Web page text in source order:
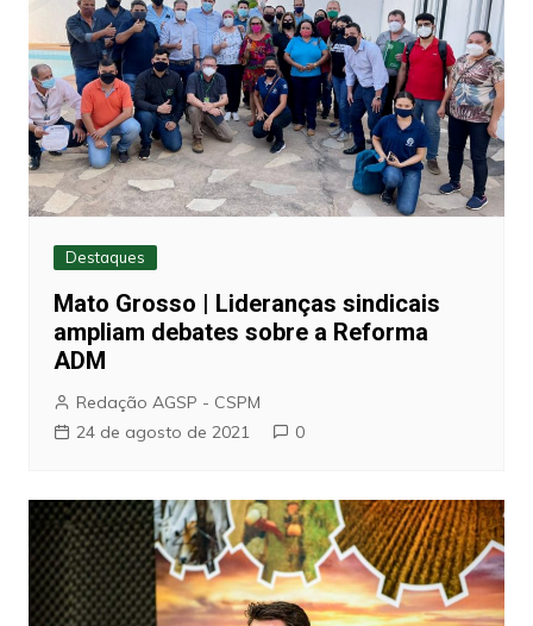
Destaques
Mato Grosso | Lideranças sindicais
ampliam debates sobre a Reforma
ADM
Redação AGSP - CSPM
24 de agosto de 2021
0